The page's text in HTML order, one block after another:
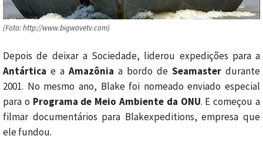
(Foto: http://www.bigwavetv.com)
Depois de deixar a Sociedade, liderou expedições para a
Antártica e a Amazônia a bordo de Seamaster durante
2001. No mesmo ano, Blake foi nomeado enviado especial
para o Programa de Meio Ambiente da ONU. E começou a
filmar documentários para Blakexpeditions, empresa que
ele fundou.